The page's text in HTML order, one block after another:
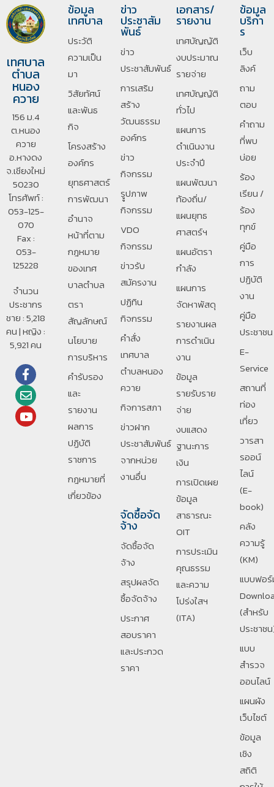
เทศบาล
ตำบล
หนอง
ควาย
156 ม.4
ต.หนอง
ควาย
อ.หางดง
จ.เชียงใหม่
50230
โทรศัพท์ :
053-125-
070
Fax :
053-
125228
จำนวน
ประชากร
ชาย : 5,218
คน | หญิง :
5,921 คน
ข้อมูล
เทศบาล
ประวัติ
ความเป็น
มา
วิสัยทัศน์
และพันธ
กิจ
โครงสร้าง
องค์กร
ยุทธศาสตร์
การพัฒนา
อํานาจ
หน้าที่ตาม
กฎหมาย
ของเทศ
บาลตําบล
ตรา
สัญลักษณ์
นโยบาย
การบริหาร
คำรับรอง
และ
รายงาน
ผลการ
ปฏิบัติ
ราชการ
กฎหมายที่
เกี่ยวข้อง
ข่าว
ประชาสัม
พันธ์
ข่าว
ประชาสัมพันธ์
การเสริม
สร้าง
วัฒนธรรม
องค์กร
ข่าว
กิจกรรม
รููปภาพ
กิจกรรม
VDO
กิจกรรม
ข่าวรับ
สมัครงาน
ปฏิทิน
กิจกรรม
คำสั่ง
เทศบาล
ตำบลหนอง
ควาย
กิจการสภา
ข่าวฝาก
ประชาสัมพันธ์
จากหน่วย
งานอื่น
จัดซื้อจัด
จ้าง
จัดซื้อจัด
จ้าง
สรุปผลจัด
ซื้อจัดจ้าง
ประกาศ
สอบราคา
และประกวด
ราคา
เอกสาร/
รายงาน
เทศบัญญัติ
งบประมาณ
รายจ่าย
เทศบัญญัติ
ทั่วไป
แผนการ
ดำเนินงาน
ประจำปี
แผนพัฒนา
ท้องถิ่น/
แผนยุทธ
ศาสตร์ฯ
แผนอัตรา
กำลัง
แผนการ
จัดหาพัสดุ
รายงานผล
การดำเนิน
งาน
ข้อมูล
รายรับราย
จ่าย
งบแสดง
ฐานะการ
เงิน
การเปิดเผย
ข้อมูล
สาธารณะ
OIT
การประเมิน
คุณธรรม
และความ
โปร่งใสฯ
(ITA)
ข้อมูล
บริกา
ร
เว็บ
ลิงค์
ถาม
ตอบ
คำถาม
ที่พบ
บ่อย
ร้อง
เรียน /
ร้อง
ทุกข์
คู่มือ
การ
ปฏิบัติ
งาน
คู่มือ
ประชาชน
E-
Service
สถานที่
ท่อง
เที่ยว
วารสา
รออน์
ไลน์
(E-
book)
คลัง
ความรู้
(KM)
แบบฟอ
(สำหรับ
ประชาช
แบบ
สำรวจ
ออนไลน์
แผนผัง
เว็บไซต์
ข้อมูล
เชิง
สถิติ